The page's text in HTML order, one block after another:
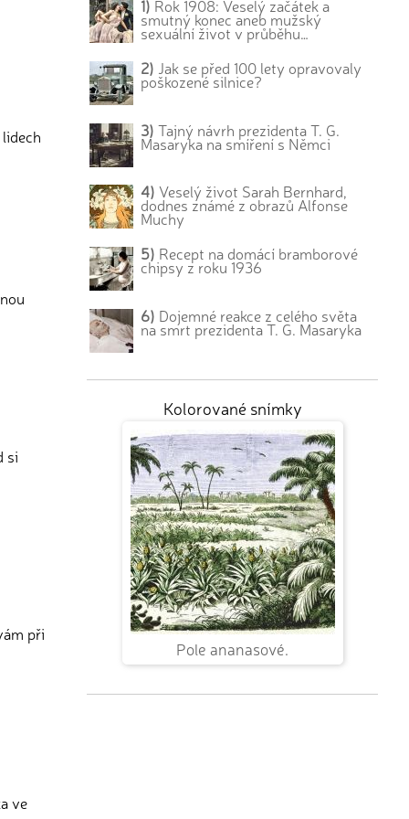
si
při
ve
1) Rok 1908: Veselý začátek a
smutný konec aneb mužský
sexuální život v průběhu…
2) Jak se před 100 lety opravovaly
poškozené silnice?
3) Tajný návrh prezidenta T. G.
Masaryka na smíření s Němci
4) Veselý život Sarah Bernhard,
dodnes známé z obrazů Alfonse
Muchy
5) Recept na domácí bramborové
chipsy z roku 1936
6) Dojemné reakce z celého světa
na smrt prezidenta T. G. Masaryka
Kolorované snímky
Pole ananasové.